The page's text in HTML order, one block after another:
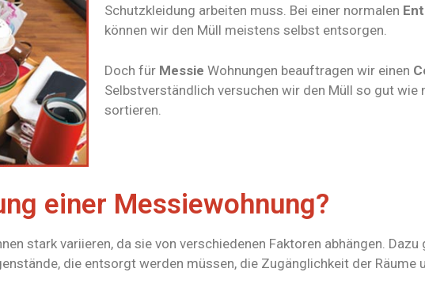
Schutzkleidung arbeiten muss. Bei einer normalen
können wir den Müll meistens selbst entsorgen.
Doch für Messie Wohnungen beauftragen wir einen
Selbstverständlich versuchen wir den Müll so gut wie
sortieren.
einer Messiewohnung?
stark variieren, da sie von verschiedenen Faktoren abhängen. Dazu
die entsorgt werden müssen, die Zugänglichkeit der Räume